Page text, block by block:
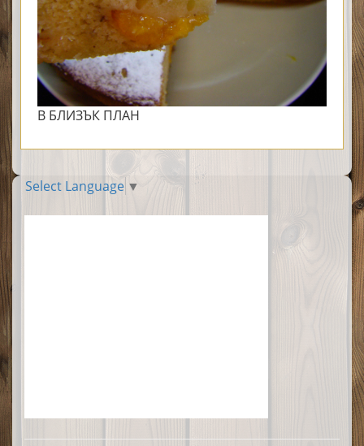
В БЛИЗЪК ПЛАН
Select Language ▼